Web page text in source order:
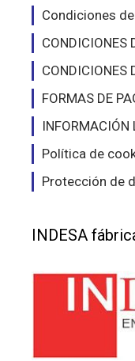
Condiciones
CONDICIONES
CONDICIONES
FORMAS DE
INFORMACIÓN
Política de
Protección de
INDESA